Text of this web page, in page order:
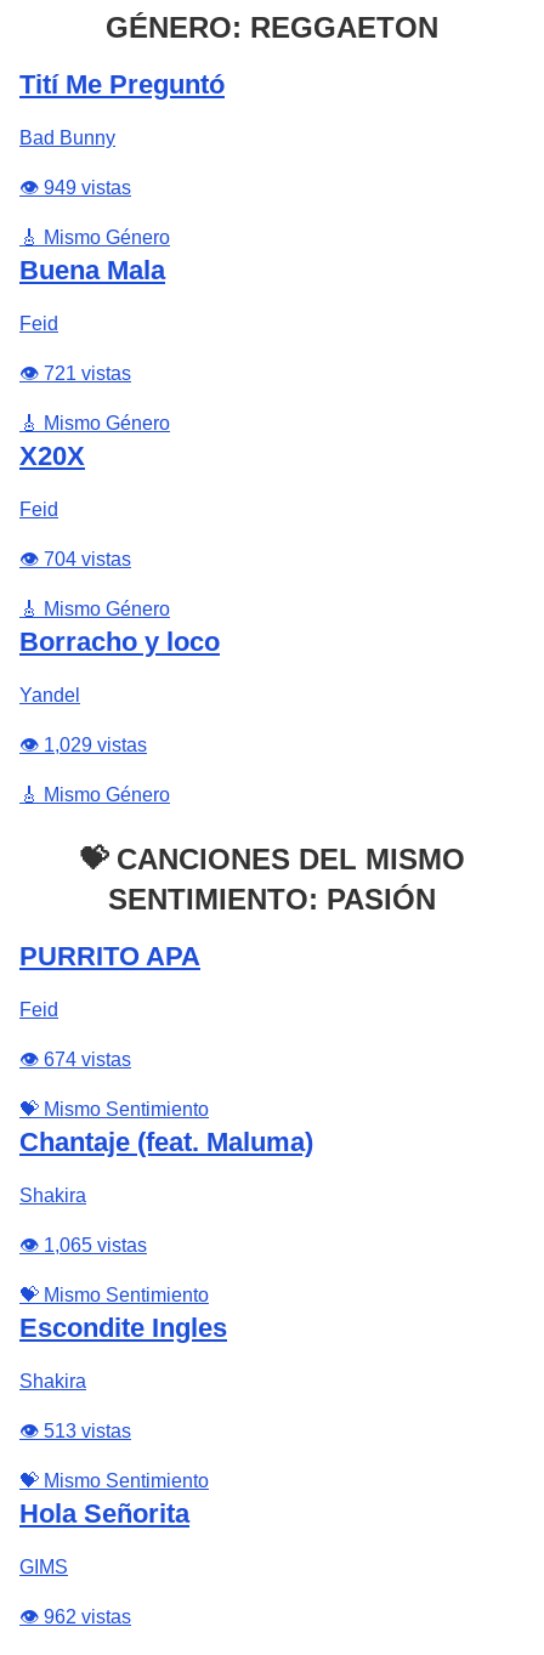
GÉNERO: REGGAETON
Tití Me Preguntó
Bad Bunny
👁️ 949 vistas
🎸 Mismo Género
Buena Mala
Feid
👁️ 721 vistas
🎸 Mismo Género
X20X
Feid
👁️ 704 vistas
🎸 Mismo Género
Borracho y loco
Yandel
👁️ 1,029 vistas
🎸 Mismo Género
💝 CANCIONES DEL MISMO
SENTIMIENTO: PASIÓN
PURRITO APA
Feid
👁️ 674 vistas
💝 Mismo Sentimiento
Chantaje (feat. Maluma)
Shakira
👁️ 1,065 vistas
💝 Mismo Sentimiento
Escondite Ingles
Shakira
👁️ 513 vistas
💝 Mismo Sentimiento
Hola Señorita
GIMS
👁️ 962 vistas